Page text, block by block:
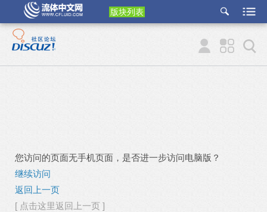
版块列表
etu
p
您访问的页面无手机页面，是否进一步访问电脑版？
继续访问
返回上一页
[ 点击这里返回上一页 ]